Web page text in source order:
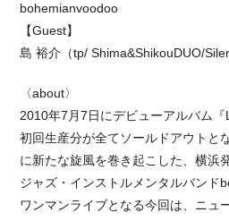
bohemianvoodoo
【Guest】
島 裕介（tp/ Shima&ShikouDUO/
〈about〉
2010年7月7日にデビューアルバム『
初回生産分が全てソールドアウトと
に新たな旋風を巻き起こした、横浜
ジャズ・インストルメンタルバンド
ワンマンライブとなる今回は、ニュ